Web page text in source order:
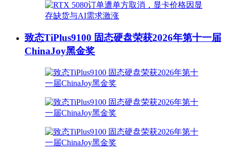
致态TiPlus9100 固态硬盘荣获2026年第十一届
ChinaJoy黑金奖